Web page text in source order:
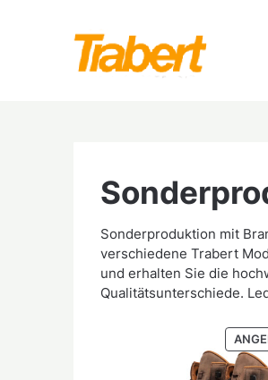
Sonderproduktion mit
verschiedene Trabert
und erhalten Sie die
Qualitätsunterschiede.